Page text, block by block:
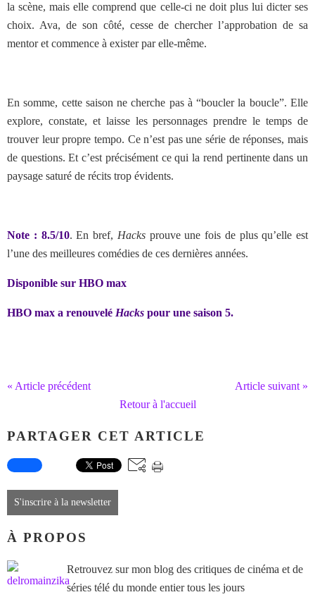
la scène, mais elle comprend que celle-ci ne doit plus lui dicter ses
choix. Ava, de son côté, cesse de chercher l’approbation de sa
mentor et commence à exister par elle-même.
En somme, cette saison ne cherche pas à “boucler la boucle”. Elle
explore, constate, et laisse les personnages prendre le temps de
trouver leur propre tempo. Ce n’est pas une série de réponses, mais
de questions. Et c’est précisément ce qui la rend pertinente dans un
paysage saturé de récits trop évidents.
Note : 8.5/10. En bref, Hacksprouve une fois de plus qu’elle est
l’une des meilleures comédies de ces dernières années.
Disponible sur HBO max
HBO max a renouvelé Hacks pour une saison 5.
« Article précédent
Article suivant »
Retour à l'accueil
PARTAGER CET ARTICLE
S'inscrire à la newsletter
À PROPOS
Retrouvez sur mon blog des critiques de cinéma et de
séries télé du monde entier tous les jours